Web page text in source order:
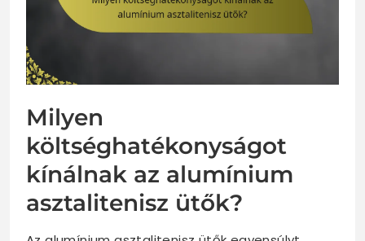
Milyen
költséghatékonyságot
kínálnak az alumínium
asztalitenisz ütők?